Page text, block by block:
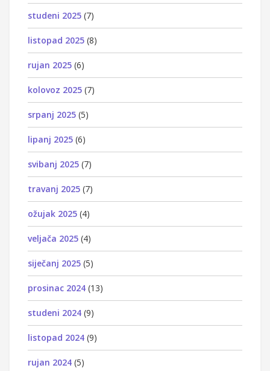
studeni 2025 (7)
listopad 2025 (8)
rujan 2025 (6)
kolovoz 2025 (7)
srpanj 2025 (5)
lipanj 2025 (6)
svibanj 2025 (7)
travanj 2025 (7)
ožujak 2025 (4)
veljača 2025 (4)
siječanj 2025 (5)
prosinac 2024 (13)
studeni 2024 (9)
listopad 2024 (9)
rujan 2024 (5)